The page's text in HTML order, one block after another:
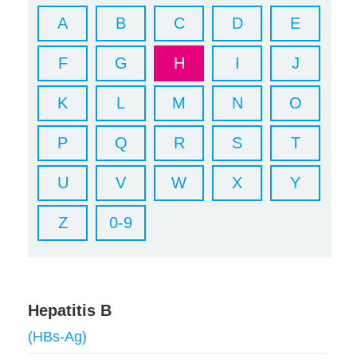
A B C D E
F G H I J
K L M N O
P Q R S T
U V W X Y
Z 0-9
Hepatitis B
(HBs-Ag)